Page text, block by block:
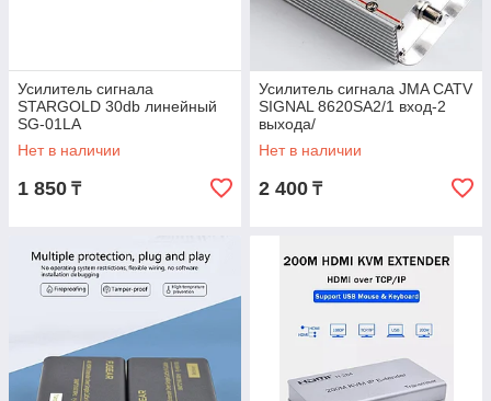
Усилитель сигнала
STARGOLD 30db линейный
SG-01LA
Нет в наличии
1 850 ₸
Усилитель сигнала JMA CATV
SIGNAL 8620SA2/1 вход-2
выхода/
Нет в наличии
2 400 ₸